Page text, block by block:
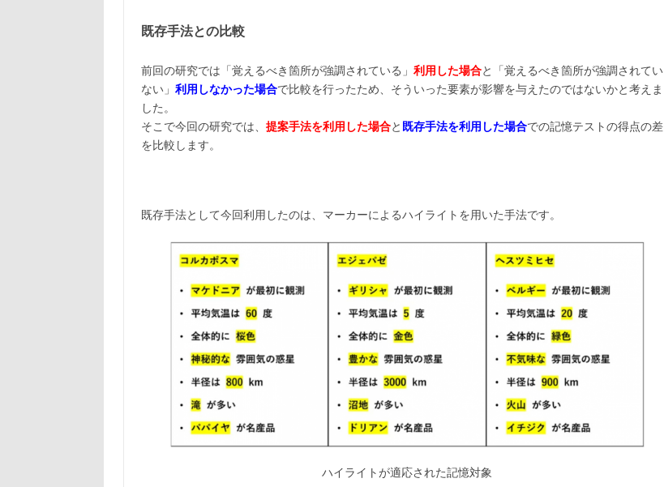
既存手法との比較
前回の研究では「覚えるべき箇所が強調されている」 利用した場合と「覚えるべき箇所が強調されてい
ない」 利用しなかった場合で比較を行ったため、そういった要素が影響を与えたのではないかと考えま
した。
そこで今回の研究では、 提案手法を利用した場合と 既存手法を利用した場合での記憶テストの得点の差
を比較します。
既存手法として今回利用したのは、マーカーによるハイライトを用いた手法です。
ハイライトが適応された記憶対象